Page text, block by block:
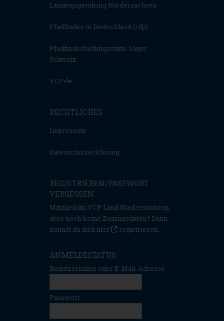
Landesjugendring Niedersachsen
Pfadfinden in Deutschland (rdp)
Pfadfinderbildungsstätte Sager
Schweiz
VCP.de
RECHTLICHES
Impressum
Datenschutzerklärung
REGISTRIEREN/PASSWORT
VERGESSEN
Mitglied im VCP Land Niedersachsen,
aber noch keine Zugangsdaten? Dann
kannst du dich hier
registrieren.
ANMELDESTATUS
Benutzername oder E-Mail-Adresse
Passwort